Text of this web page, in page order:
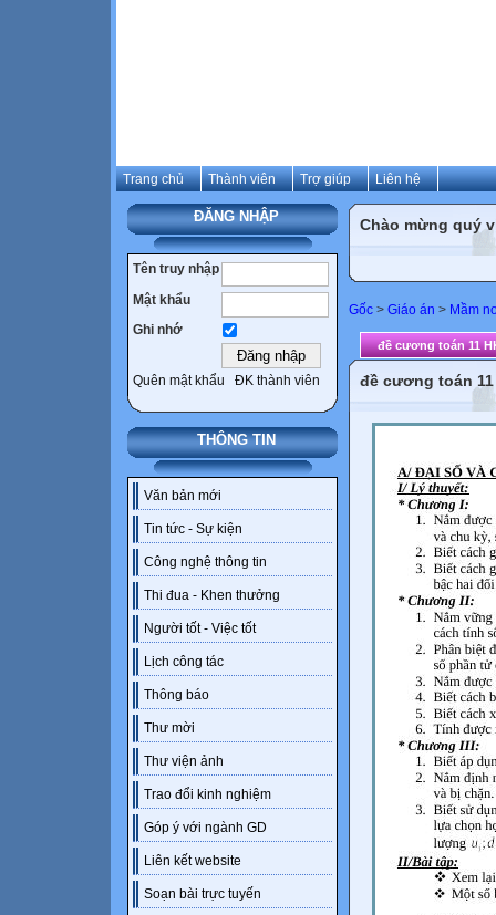
Trang chủ Thành viên Trợ giúp Liên hệ
ĐĂNG NHẬP
Tên truy nhập
Mật khẩu
Ghi nhớ
Quên mật khẩu ĐK thành viên
THÔNG TIN
Văn bản mới
Tin tức - Sự kiện
Công nghệ thông tin
Thi đua - Khen thưởng
Người tốt - Việc tốt
Lịch công tác
Thông báo
Thư mời
Thư viện ảnh
Trao đổi kinh nghiệm
Góp ý với ngành GD
Liên kết website
Soạn bài trực tuyến
Chào mừng quý
Gốc > Giáo án > Mầm
đề cương toán 11
đề cương toán 11